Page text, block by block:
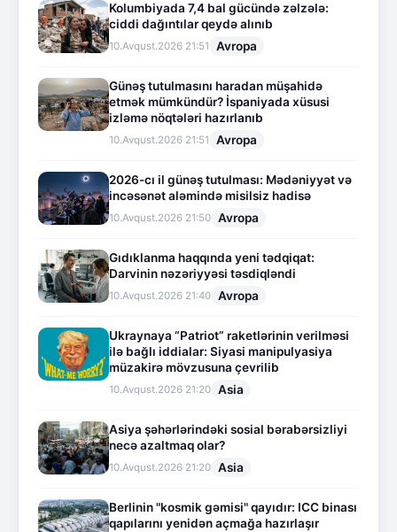
Kolumbiyada 7,4 bal gücündə zəlzələ:
ciddi dağıntılar qeydə alınıb
10.Avqust.2026 21:51 Avropa
Günəş tutulmasını haradan müşahidə
etmək mümkündür? İspaniyada xüsusi
izləmə nöqtələri hazırlanıb
10.Avqust.2026 21:51 Avropa
2026-cı il günəş tutulması: Mədəniyyət və
incəsənət aləmində misilsiz hadisə
10.Avqust.2026 21:50 Avropa
Gıdıklanma haqqında yeni tədqiqat:
Darvinin nəzəriyyəsi təsdiqləndi
10.Avqust.2026 21:40 Avropa
Ukraynaya “Patriot” raketlərinin verilməsi
ilə bağlı iddialar: Siyasi manipulyasiya
müzakirə mövzusuna çevrilib
10.Avqust.2026 21:20 Asia
Asiya şəhərlərindəki sosial bərabərsizliyi
necə azaltmaq olar?
10.Avqust.2026 21:20 Asia
Berlinin "kosmik gəmisi" qayıdır: ICC binası
qapılarını yenidən açmağa hazırlaşır